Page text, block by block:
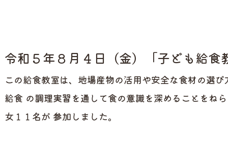
令和５年８月４日（金）「子ども給食
この給食教室は、地場産物の活用や安全な食材の選
給食 の調理実習を通して食の意識を深めることをね
女１１名が 参加しました。